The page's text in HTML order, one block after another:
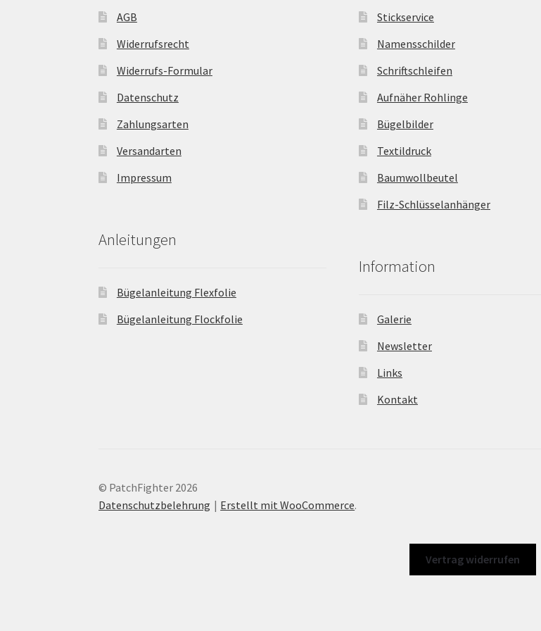
AGB
Widerrufsrecht
Widerrufs-Formular
Datenschutz
Zahlungsarten
Versandarten
Impressum
Anleitungen
Bügelanleitung Flexfolie
Bügelanleitung Flockfolie
Stickservice
Namensschilder
Schriftschleifen
Aufnäher Rohlinge
Bügelbilder
Textildruck
Baumwollbeutel
Filz-Schlüsselanhänger
Information
Galerie
Newsletter
Links
Kontakt
© PatchFighter 2026
Datenschutzbelehrung
Erstellt mit WooCommerce.
Vertrag widerrufen